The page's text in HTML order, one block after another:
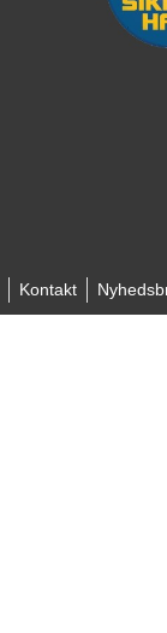
Kontakt